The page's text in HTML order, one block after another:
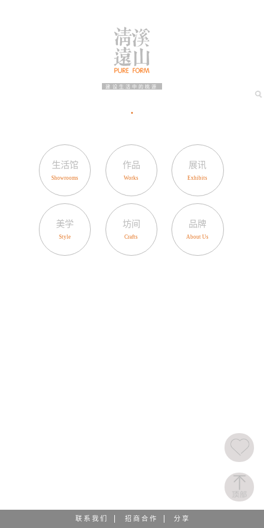
建设生活中的桃源
生活馆 作品 展讯
美学 坊间 品牌
联 系 我 们 招 商 合 作 分 享